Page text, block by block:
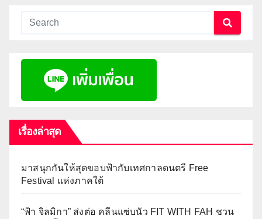
เรื่องล่าสุด
มาสนุกกันให้สุดขอบฟ้ากับเทศกาลดนตรี Free
Festival แห่งภาคใต้
“ฟ้า จิลมิกา” ส่งต่อ คลีนแซ่บนัว FIT WITH FAH ชวน